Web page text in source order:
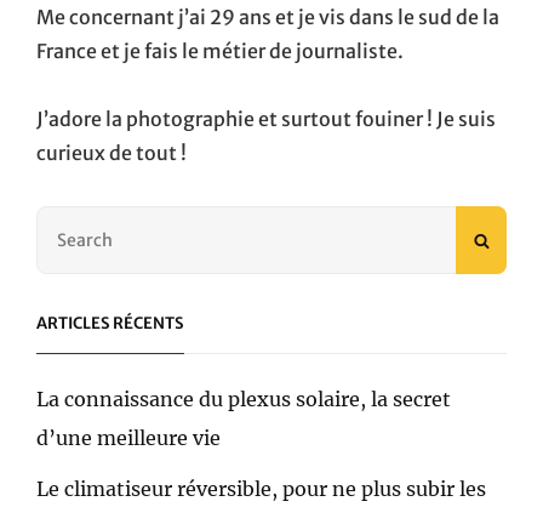
Me concernant j’ai 29 ans et je vis dans le sud de la
France et je fais le métier de journaliste.
J’adore la photographie et surtout fouiner ! Je suis
curieux de tout !
ARTICLES RÉCENTS
La connaissance du plexus solaire, la secret
d’une meilleure vie
Le climatiseur réversible, pour ne plus subir les